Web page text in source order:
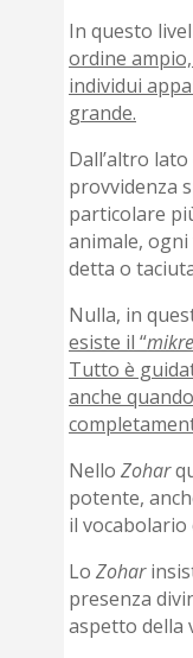
In questo
ordine
individui
grande.
Dall’altro lato
provvidenza
particolare
animale,
detta o
Nulla, in
esiste il “
Tutto è
anche
NelloZohar
potente,
il vocabolario
LoZohar
presenza
aspetto della